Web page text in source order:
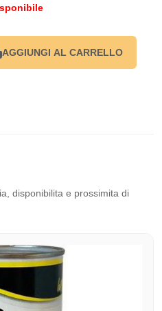
AGGIUNGI AL CARRELLO
disponibilita e prossimita di